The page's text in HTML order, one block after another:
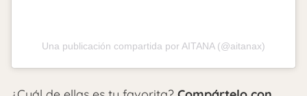
Una publicación compartida por AITANA (@aitanax)